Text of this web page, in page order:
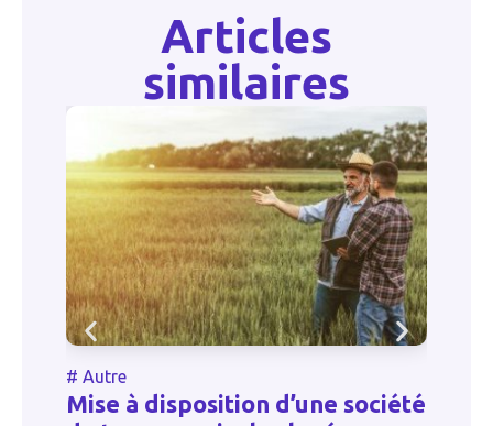
Articles
similaires
d’une société
Exonération